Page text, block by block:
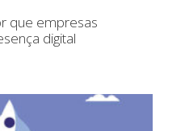
que empresas
digital